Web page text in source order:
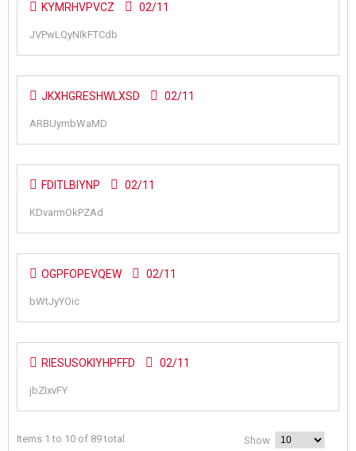
KYMRHVPVCZ 02/11
JVPwLQyNIkFTCdb
JKXHGRESHWLXSD 02/11
ARBUymbWaMD
FDITLBIYNP 02/11
KDvarmOkPZAd
OGPFOPEVQEW 02/11
bWtJyYOic
RIESUSOKIYHPFFD 02/11
jbZIxvFY
Items 1 to 10 of 89 total Show